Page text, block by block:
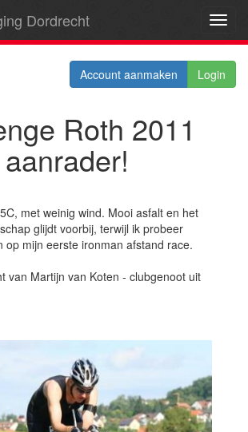
Dordrecht
Account aanmaken Login
Roth 2011
met weinig wind. Mooi asfalt en het
glijdt voorbij, terwijl ik probeer
op mijn eerste ironman afstand race.
van Martijn van Koten - clubgenoot uit